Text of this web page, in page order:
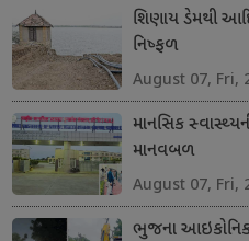
શિણાય ડેમથી
નિષ્ફળ
August 07, Fri,
માનસિક
માનવબળ
August 07, Fri,
ભુજના આઇકોનિક